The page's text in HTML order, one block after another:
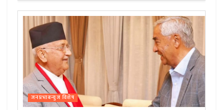
जनप्रभाबन्युज विशेष